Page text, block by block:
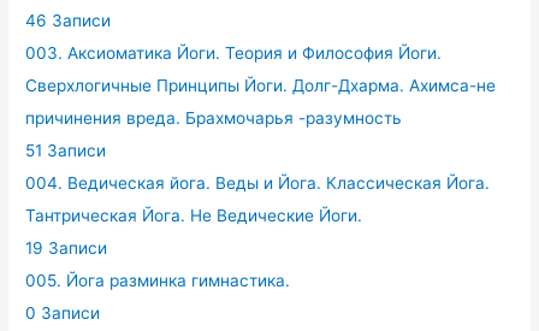
46 Записи
003. Аксиоматика Йоги. Теория и Философия Йоги.
Сверхлогичные Принципы Йоги. Долг-Дхарма. Ахимса-не
причинения вреда. Брахмочарья -разумность
51 Записи
004. Ведическая йога. Веды и Йога. Классическая Йога.
Тантрическая Йога. Не Ведические Йоги.
19 Записи
005. Йога разминка гимнастика.
0 Записи